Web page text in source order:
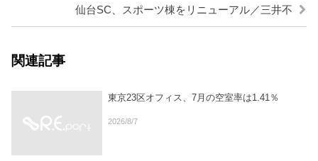
仙台SC、スポーツ棟をリニューアル／三井不
関連記事
東京23区オフィス、7月の空室率は1.41％
2026/8/7